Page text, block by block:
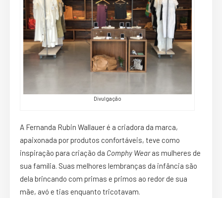
Divulgação
A Fernanda Rubin Wallauer é a criadora da marca,
apaixonada por produtos confortáveis, teve como
inspiração para criação da Comphy Wearas mulheres de
sua família. Suas melhores lembranças da infância são
dela brincando com primas e primos ao redor de sua
mãe, avó e tias enquanto tricotavam.